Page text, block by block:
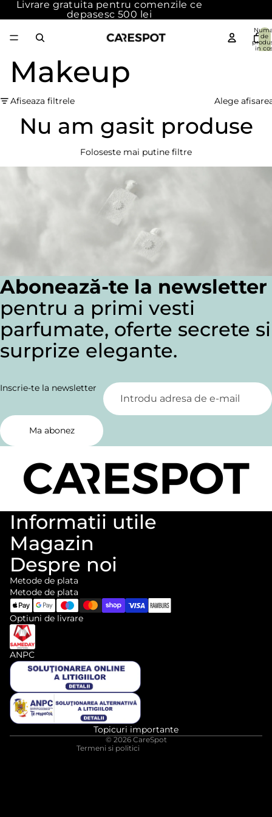
Livrare gratuita pentru comenzile ce
depasesc 500 lei
de
in
Makeup
Afiseaza filtrele Alege
Nu am gasit produse
Foloseste mai putine filtre
Abonează-te la newsletter
pentru a primi vesti
parfumate, oferte secrete si
surprize elegante.
Inscrie-te la newsletter
Ma abonez
Informatii utile
Magazin
Despre noi
Metode de plata
Metode de plata
Optiuni de livrare
ANPC
Topicuri importante
© 2026 CareSpot
Termeni si politici
Informații de contact
Politica de rambursare
Politica de confidențialitate
Termeni de utilizare
Politica de expediere